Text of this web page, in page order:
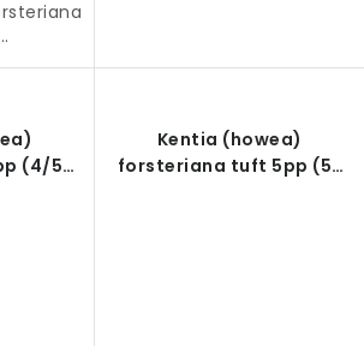
(4/5-
Kentia (howea)
forsteriana tuft 5pp (5-